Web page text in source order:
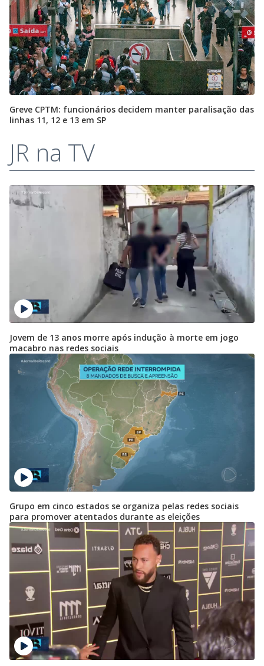
Greve CPTM: funcionários decidem manter paralisação das
linhas 11, 12 e 13 em SP
JR na TV
Jovem de 13 anos morre após indução à morte em jogo
macabro nas redes sociais
Grupo em cinco estados se organiza pelas redes sociais
para promover atentados durante as eleições